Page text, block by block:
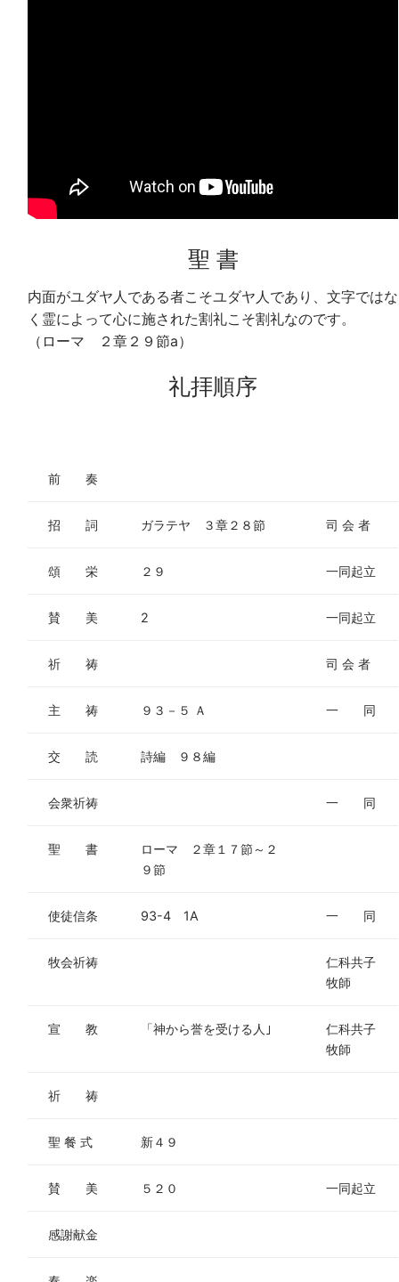
聖 書
内面がユダヤ人である者こそユダヤ人であり、文字ではな
く霊によって心に施された割礼こそ割礼なのです。
（ローマ ２章２９節a）
礼拝順序
前 奏
招 詞 ガラテヤ ３章２８節 司 会 者
頌 栄 ２９ 一同起立
賛 美 2 一同起立
祈 祷 司 会 者
主 祷 ９３－５ Ａ 一 同
交 読 詩編 ９８編
会衆祈祷 一 同
聖 書
ローマ ２章１７節～２
９節
使徒信条 93-4 1A 一 同
牧会祈祷
仁科共子
牧師
宣 教 「神から誉を受ける人｣
仁科共子
牧師
祈 祷
聖 餐 式 新４９
賛 美 ５２０ 一同起立
感謝献金